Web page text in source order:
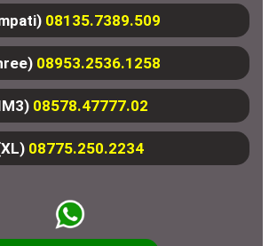
08135.7389.509
08953.2536.1258
08578.47777.02
08775.250.2234